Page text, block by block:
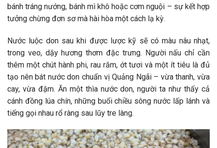
bánh tráng nướng, bánh mì khô hoặc cơm nguội – sự kết hợp
tưởng chừng đơn sơ mà hài hòa một cách lạ kỳ.
Nước luộc don sau khi được lược kỹ sẽ có màu nâu nhạt,
trong veo, dậy hương thơm đặc trưng. Người nấu chỉ cần
thêm một chút hành phi, rau răm, ớt tươi và một ít tiêu là đủ
tạo nên bát nước don chuẩn vị Quảng Ngãi – vừa thanh, vừa
cay, vừa đậm. Ăn một thìa nước don, người ta như thấy cả
cánh đồng lúa chín, những buổi chiều sông nước lấp lánh và
tiếng gọi nhau rổ ràng sau lũy tre làng.